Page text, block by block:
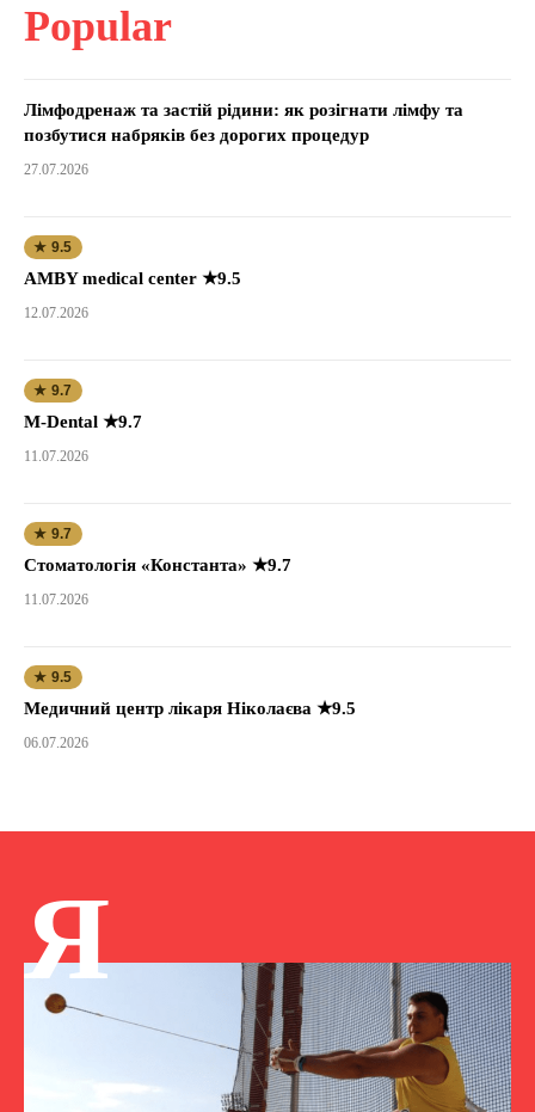
Popular
Лімфодренаж та застій рідини: як розігнати лімфу та
позбутися набряків без дорогих процедур
27.07.2026
★ 9.5
AMBY medical center ★9.5
12.07.2026
★ 9.7
M-Dental ★9.7
11.07.2026
★ 9.7
Стоматологія «Константа» ★9.7
11.07.2026
★ 9.5
Медичний центр лікаря Ніколаєва ★9.5
06.07.2026
Я